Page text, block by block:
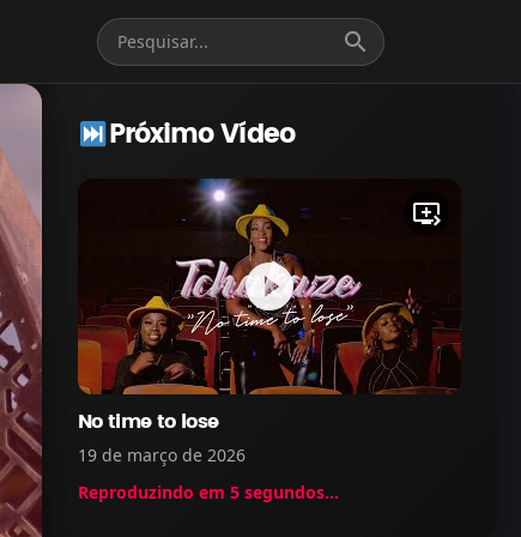
search
Próximo Vídeo
play_circle_filled
queue_play_next
No time to lose
19 de março de 2026
Reproduzindo em 5 segundos...